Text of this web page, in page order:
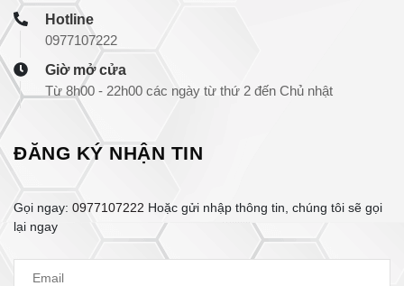
Hotline
0977107222
Giờ mở cửa
Từ 8h00 - 22h00 các ngày từ thứ 2 đến Chủ nhật
ĐĂNG KÝ NHẬN TIN
Gọi ngay: 0977107222 Hoặc gửi nhập thông tin, chúng tôi sẽ gọi
lại ngay